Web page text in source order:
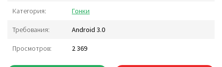
Категория: Гонки
Требования: Android 3.0
Просмотров: 2 369